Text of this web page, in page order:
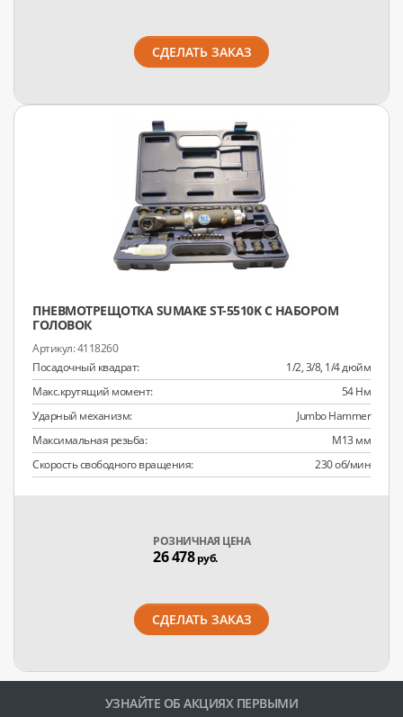
СДЕЛАТЬ ЗАКАЗ
ПНЕВМОТРЕЩОТКА SUMAKE ST-5510K С НАБОРОМ
ГОЛОВОК
4118260
Посадочный квадрат:
1/2, 3/8, 1/4 дюйм
Макс.крутящий момент:
54 Нм
Ударный механизм:
Jumbo Hammer
Максимальная резьба:
M13 мм
Скорость свободного вращения:
230 об/мин
РОЗНИЧНАЯ ЦЕНА
26 478руб.
СДЕЛАТЬ ЗАКАЗ
УЗНАЙТЕ ОБ АКЦИЯХ ПЕРВЫМИ